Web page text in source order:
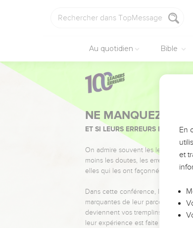
Au quotidien Bible
NE MANQUEZ PAS
ET SI LEURS ERREURS
On admire souvent les leaders
moins les doutes, les erreurs et les
elles qui les ont façonnés.
Dans cette conférence, leaders,
marquantes de leur parcours et
deviennent vos tremplins. Que
leur expérience est faite pour vous.
En
et